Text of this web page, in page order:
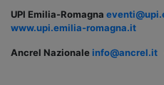
UPI Emilia-Romagna
www.upi.emilia-romagna.it
Ancrel Nazionaleinfo@ancrel.it